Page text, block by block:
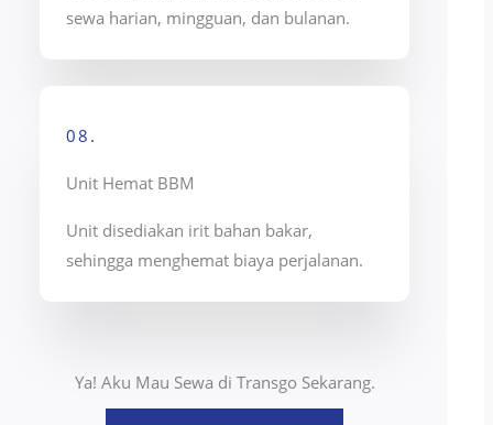
sewa harian, mingguan, dan bulanan.
08.
Unit Hemat BBM
Unit disediakan irit bahan bakar,
sehingga menghemat biaya perjalanan.
Ya! Aku Mau Sewa di Transgo Sekarang.